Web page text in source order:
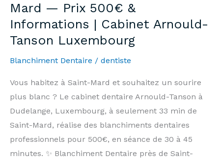
—
Price
€500
Information
|
Arnould-
Tanson
Practice
Luxembourg
Mard — Prix 500€ &
Informations | Cabinet Arnould-
Tanson Luxembourg
Blanchiment Dentaire / dentiste
Vous habitez à Saint-Mard et souhaitez un sourire
plus blanc ? Le cabinet dentaire Arnould-Tanson à
Dudelange, Luxembourg, à seulement 33 min de
Saint-Mard, réalise des blanchiments dentaires
professionnels pour 500€, en séance de 30 à 45
minutes. ✨ Blanchiment Dentaire près de Saint-